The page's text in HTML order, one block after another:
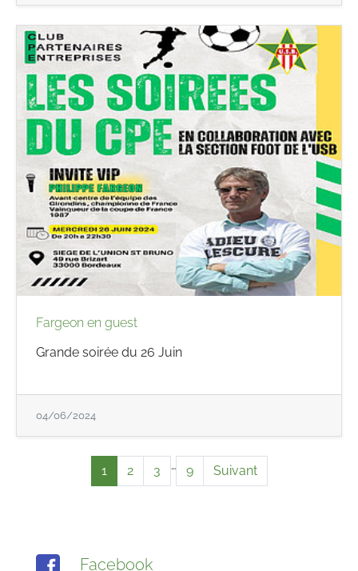
Fargeon en guest
Grande soirée du 26 Juin
04/06/2024
1 2 3 … 9 Suivant
Facebook